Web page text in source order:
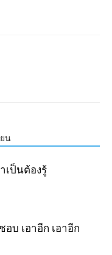
น
เป็นต้องรู้
บ เอาอีก เอาอีก